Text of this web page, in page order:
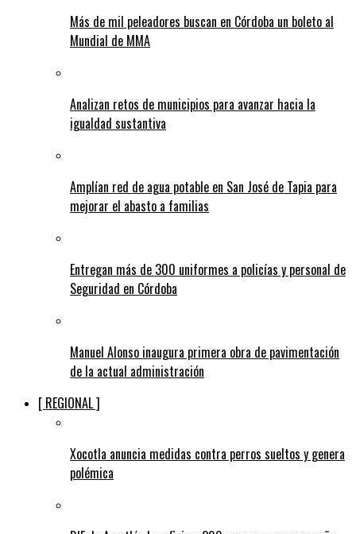
Más de mil peleadores buscan en Córdoba un boleto al
Mundial de MMA
Analizan retos de municipios para avanzar hacia la
igualdad sustantiva
Amplían red de agua potable en San José de Tapia para
mejorar el abasto a familias
Entregan más de 300 uniformes a policías y personal de
Seguridad en Córdoba
Manuel Alonso inaugura primera obra de pavimentación
de la actual administración
[ REGIONAL ]
Xocotla anuncia medidas contra perros sueltos y genera
polémica